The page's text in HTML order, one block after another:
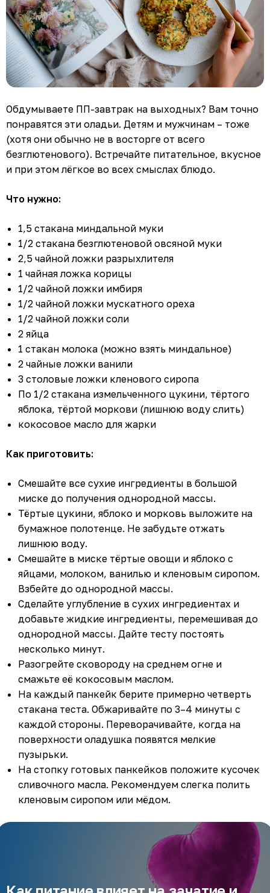
Обдумываете ПП-завтрак на выходных? Вам точно
понравятся эти оладьи. Детям и мужчинам – тоже
(хотя они обычно не в восторге от всего
безглютенового). Встречайте питательное, вкусное
и при этом лёгкое во всех смыслах блюдо.
Что нужно:
1,5 стакана миндальной муки
1/2 стакана безглютеновой овсяной муки
2,5 чайной ложки разрыхлителя
1 чайная ложка корицы
1/2 чайной ложки имбиря
1/2 чайной ложки мускатного ореха
1/2 чайной ложки соли
2 яйца
1 стакан молока (можно взять миндальное)
2 чайные ложки ванили
3 столовые ложки кленового сиропа
По 1/2 стакана измельченного цукини, тёртого
яблока, тёртой моркови (лишнюю воду слить)
кокосовое масло для жарки
Как приготовить:
Смешайте все сухие ингредиенты в большой
миске до получения однородной массы.
Тёртые цукини, яблоко и морковь выложите на
бумажное полотенце. Не забудьте отжать
лишнюю воду.
Смешайте в миске тёртые овощи и яблоко с
яйцами, молоком, ванилью и кленовым сиропом.
Взбейте до однородной массы.
Сделайте углубление в сухих ингредиентах и
добавьте жидкие ингредиенты, перемешивая до
однородной массы. Дайте тесту постоять
несколько минут.
Разогрейте сковороду на среднем огне и
смажьте её кокосовым маслом.
На каждый панкейк берите примерно четверть
стакана теста. Обжаривайте по 3–4 минуты с
каждой стороны. Переворачивайте, когда на
поверхности оладушка появятся мелкие
пузырьки.
На стопку готовых панкейков положите кусочек
сливочного масла. Рекомендуем слегка полить
кленовым сиропом или мёдом.